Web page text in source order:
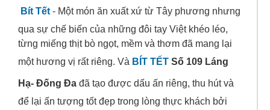
Bít Tết - Một món ăn xuất xứ từ Tây phương nhưng
qua sự chế biến của những đôi tay Việt khéo léo,
từng miếng thịt bò ngọt, mềm và thơm đã mang lại
một hương vị rất riêng. Và BÍT TẾT Số 109 Láng
Hạ- Đống Đa đã tạo được dấu ấn riêng, thu hút và
để lại ấn tượng tốt đẹp trong lòng thực khách bởi